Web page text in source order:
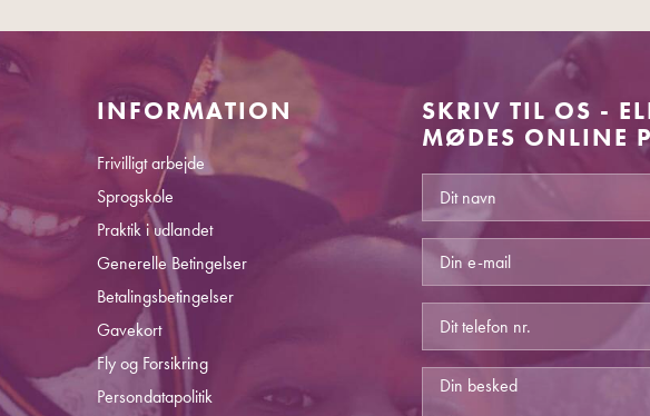
INFORMATION
Frivilligt arbejde
Sprogskole
Praktik i udlandet
Generelle Betingelser
Betalingsbetingelser
Gavekort
Fly og Forsikring
Persondatapolitik
SKRIV TIL OS -
MØDES ONLINE